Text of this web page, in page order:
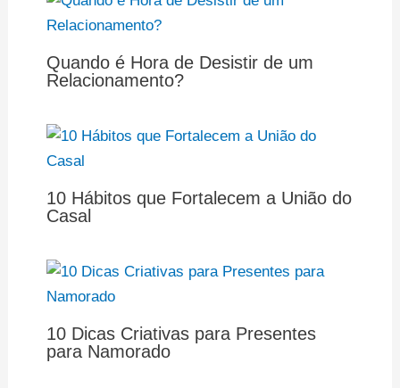
Quando é Hora de Desistir de um
Relacionamento?
10 Hábitos que Fortalecem a União do
Casal
10 Dicas Criativas para Presentes
para Namorado